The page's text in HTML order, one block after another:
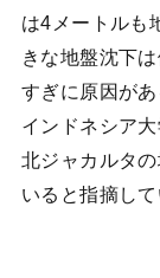
は4メートルも
きな地盤沈下
すぎに原因があ
インドネシア
北ジャカルタ
いると指摘して